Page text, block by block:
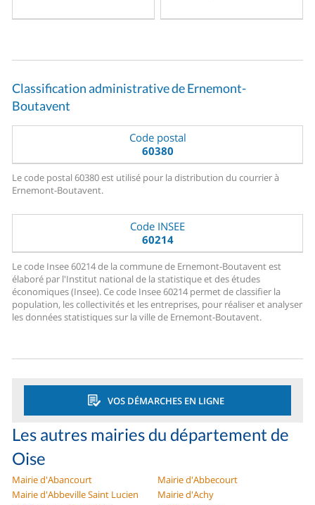
Classification administrative de Ernemont-
Boutavent
Code postal
60380
Le code postal 60380 est utilisé pour la distribution du courrier à
Ernemont-Boutavent.
Code INSEE
60214
Le code Insee 60214 de la commune de Ernemont-Boutavent est
élaboré par l'Institut national de la statistique et des études
économiques (Insee). Ce code Insee 60214 permet de classifier la
population, les collectivités et les entreprises, pour réaliser et analyser
les données statistiques sur la ville de Ernemont-Boutavent.
VOS DÉMARCHES EN LIGNE
Les autres mairies du département de
Oise
Mairie d'Abancourt
Mairie d'Abbecourt
Mairie d'Abbeville Saint Lucien
Mairie d'Achy